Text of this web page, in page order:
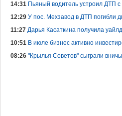
14:31 Пьяный водитель устроил ДТП
12:29 У пос. Мехзавод в ДТП погибли
11:27 Дарья Касаткина получила
10:51 В июле бизнес активно
08:26 "Крылья Советов" сыграли